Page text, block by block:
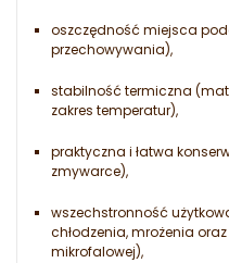
oszczędność miejsca
przechowywania),
stabilność termiczna
zakres temperatur),
praktyczna i łatwa
zmywarce),
wszechstronność
chłodzenia, mrożenia
mikrofalowej),